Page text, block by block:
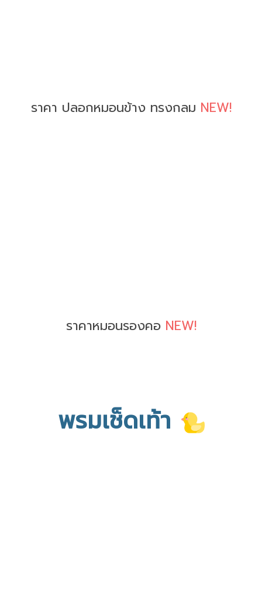
ราคา ปลอกหมอนข้าง ทรงกลม NEW!
ราคาหมอนรองคอ NEW!
พรมเช็ดเท้า